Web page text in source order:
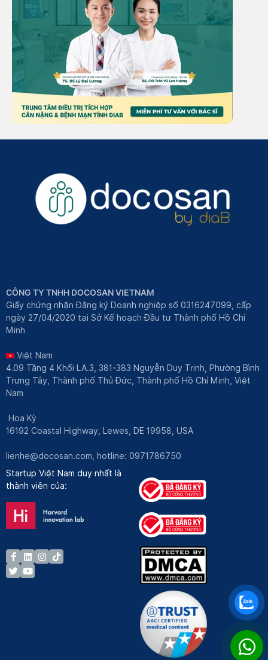
CÔNG TY TNHH DOCOSAN VIETNAM
Giấy chứng nhận Đăng ký Doanh nghiệp số 0316247099, cấp
ngày 27/04/2020 tại Sở Kế hoạch Đầu tư Thành phố Hồ Chí
Minh
Việt Nam
4.09 Tầng 4 Khối LA.3, 381-383 Nguyễn Duy Trinh, Phường Bình
Trưng Tây, Thành phố Thủ Đức, Thành phố Hồ Chí Minh, Việt
Nam
Hoa Kỳ
16192 Coastal Highway, Lewes, DE 19958, USA
lienhe@docosan.com , hotline: 0971786750
Startup Việt Nam duy nhất là
thành viên của: